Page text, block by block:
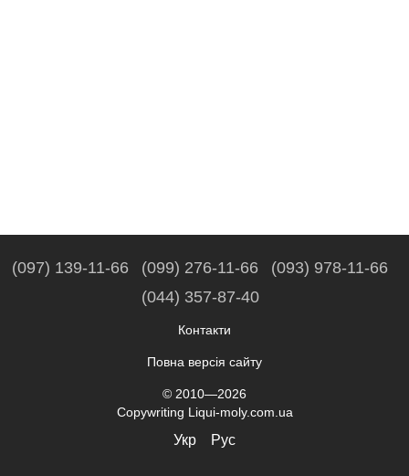
(097) 139-11-66 (099) 276-11-66
(093) 978-11-66
(044) 357-87-40
Контакти
Повна версія сайту
© 2010—2026
Copywriting Liqui-moly.com.ua
Укр Рус